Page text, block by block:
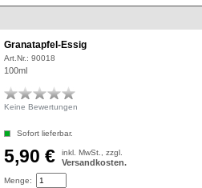
Granatapfel-Essig
Art.Nr.: 90018
100ml
Keine Bewertungen
Sofort lieferbar.
5,90 € inkl. MwSt., zzgl.
Versandkosten.
Menge: